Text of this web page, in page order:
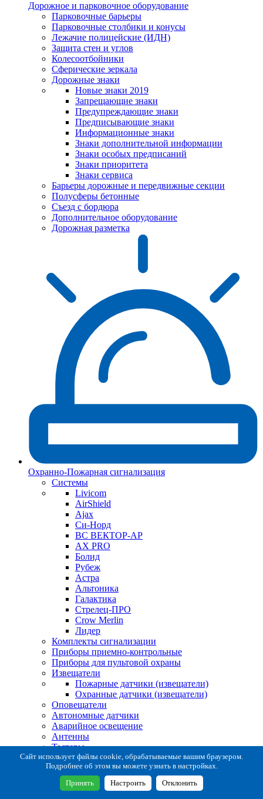
Дорожное и парковочное оборудование
Парковочные барьеры
Парковочные столбики и конусы
Лежачие полицейские (ИДН)
Защита стен и углов
Колесоотбойники
Сферические зеркала
Дорожные знаки
Новые знаки 2019
Запрещающие знаки
Предупреждающие знаки
Предписывающие знаки
Информационные знаки
Знаки дополнительной информации
Знаки особых предписаний
Знаки приоритета
Знаки сервиса
Барьеры дорожные и передвижные секции
Полусферы бетонные
Съезд с бордюра
Дополнительное оборудование
Дорожная разметка
Охранно-Пожарная сигнализация
Системы
Livicom
AirShield
Ajax
Си-Норд
ВС ВЕКТОР-АР
AX PRO
Болид
Рубеж
Астра
Альтоника
Галактика
Стрелец-ПРО
Crow Merlin
Лидер
Комплекты сигнализации
Приборы приемно-контрольные
Приборы для пультовой охраны
Извещатели
Пожарные датчики (извещатели)
Охранные датчики (извещатели)
Оповещатели
Автономные датчики
Аварийное освещение
Антенны
Тестеры
Система сбора извещений
Расходные и монтажные материалы
Коробки коммутационные
Кронштейны для извещателей
Сайт использует файлы cookie, обрабатываемые вашим браузером.
Подробнее об этом вы можете узнать в настройках.
Принять Настроить Отклонить